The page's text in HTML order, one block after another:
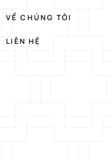
VỀ CHÚNG TÔI
LIÊN HỆ